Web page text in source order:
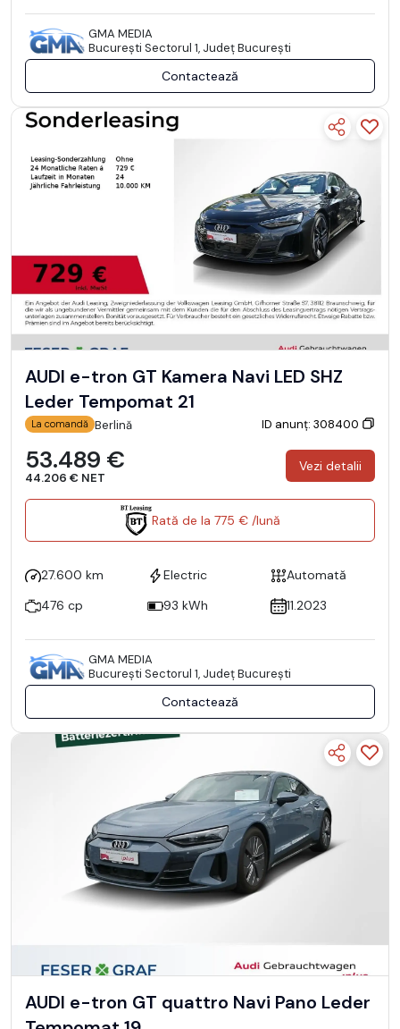
GMA MEDIA
Bucureşti Sectorul 1, Județ București
Contactează
AUDI e-tron GT Kamera Navi LED SHZ
Leder Tempomat 21
La comandă Berlină ID anunț: 308400
53.489 €
44.206 € NET
Vezi detalii
Rată de la 775 € /lună
27.600 km Electric
Automată
476 cp
93 kWh 11.2023
GMA MEDIA
Bucureşti Sectorul 1, Județ București
Contactează
AUDI e-tron GT quattro Navi Pano Leder